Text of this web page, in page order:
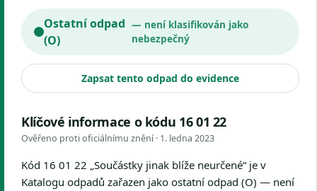
Ostatní odpad
(O)
— není klasifikován jako
nebezpečný
Zapsat tento odpad do evidence
Klíčové informace o kódu 16 01 22
Ověřeno proti oficiálnímu znění · 1. ledna 2023
Kód 16 01 22 „Součástky jinak blíže neurčené“ je v
Katalogu odpadů zařazen jako ostatní odpad (O) — není